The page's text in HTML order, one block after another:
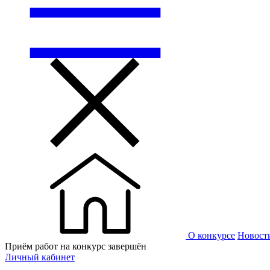
О конкурсе
Приём работ на конкурс завершён
Личный кабинет